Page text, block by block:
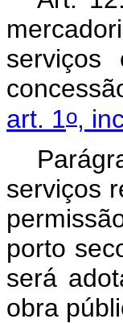
serviços
art. 1o,
serviços
porto
será
obra